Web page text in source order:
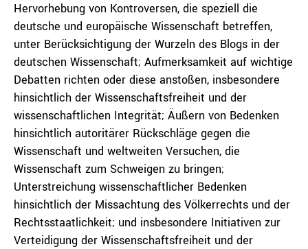
Hervorhebung von Kontroversen, die speziell die
deutsche und europäische Wissenschaft betreffen,
unter Berücksichtigung der Wurzeln des Blogs in der
deutschen Wissenschaft; Aufmerksamkeit auf wichtige
Debatten richten oder diese anstoßen, insbesondere
hinsichtlich der Wissenschaftsfreiheit und der
wissenschaftlichen Integrität; Äußern von Bedenken
hinsichtlich autoritärer Rückschläge gegen die
Wissenschaft und weltweiten Versuchen, die
Wissenschaft zum Schweigen zu bringen;
Unterstreichung wissenschaftlicher Bedenken
hinsichtlich der Missachtung des Völkerrechts und der
Rechtsstaatlichkeit; und insbesondere Initiativen zur
Verteidigung der Wissenschaftsfreiheit und der